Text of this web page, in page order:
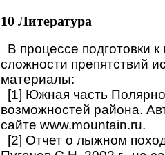
10 Литература
В процессе подготовки
сложности препятствий
материалы:
[1] Южная часть
возможностей района.
сайте www.mountain.ru.
[2] Отчет о лыжном